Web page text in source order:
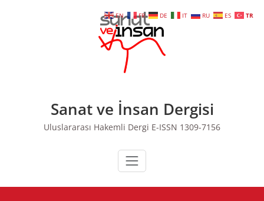
Sanat ve İnsan Dergisi
Uluslararası Hakemli Dergi E-ISSN 1309-7156
EN FR DE IT RU ES TR